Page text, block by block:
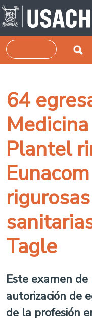
Pasar al contenido
Buscar
64
Plantel
Tagle
Este examen
autorización de
de la profesión